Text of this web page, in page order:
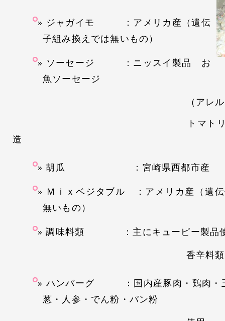
ジャガイモ ：アメリカ産（遺伝
子組み換えでは無いもの）
ソーセージ ：ニッスイ製品 お
魚ソーセージ
（アレルギー対応
トマトリコピン使
造
胡瓜 ：宮崎県西都市産
Ｍｉｘベジタブル ：アメリカ産（遺
無いもの）
調味料類 ：主にキューピー製
香辛料類→ギャバ
ハンバーグ ：国内産豚肉・鶏肉・
葱・人参・でん粉・パン粉